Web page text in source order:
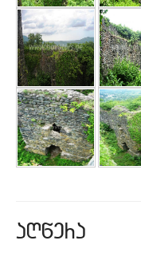
aRwera